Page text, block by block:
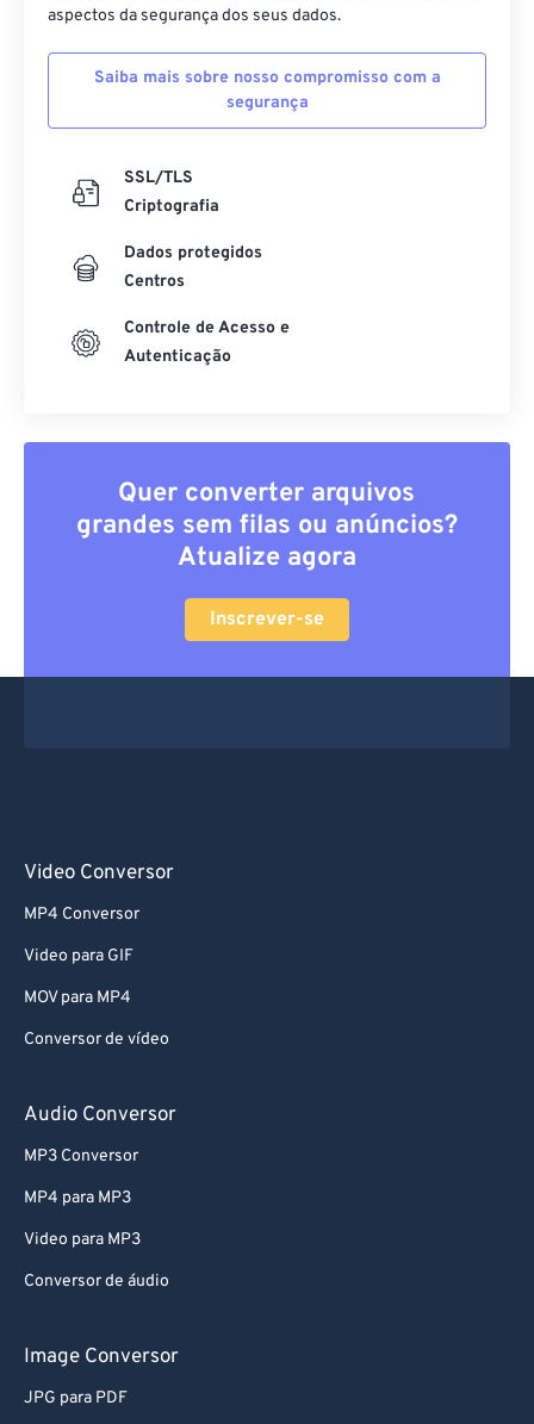
aspectos da segurança dos seus dados.
Saiba mais sobre nosso compromisso com a
segurança
SSL/TLS
Criptografia
Dados protegidos
Centros
Controle de Acesso e
Autenticação
Quer converter arquivos
grandes sem filas ou anúncios?
Atualize agora
Inscrever-se
Video Conversor
MP4 Conversor
Video para GIF
MOV para MP4
Conversor de vídeo
Audio Conversor
MP3 Conversor
MP4 para MP3
Video para MP3
Conversor de áudio
Image Conversor
JPG para PDF